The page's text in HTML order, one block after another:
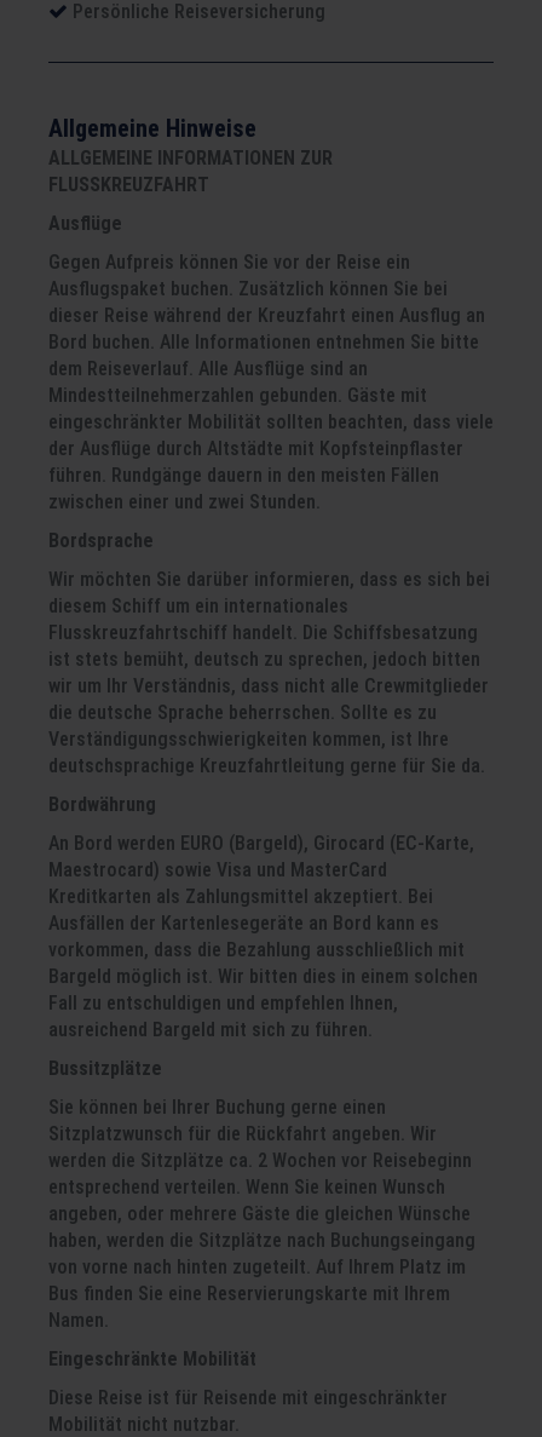
Persönliche Reiseversicherung
Allgemeine Hinweise
ALLGEMEINE INFORMATIONEN ZUR
FLUSSKREUZFAHRT
Ausflüge
Gegen Aufpreis können Sie vor der Reise ein
Ausflugspaket buchen. Zusätzlich können Sie bei
dieser Reise während der Kreuzfahrt einen Ausflug an
Bord buchen. Alle Informationen entnehmen Sie bitte
dem Reiseverlauf. Alle Ausflüge sind an
Mindestteilnehmerzahlen gebunden. Gäste mit
eingeschränkter Mobi­lität sollten beachten, dass viele
der Ausflüge durch Alt­städte mit Kopfsteinpflaster
führen. Rundgänge dauern in den meisten Fällen
zwischen einer und zwei Stunden.
Bordsprache
Wir möchten Sie darüber informieren, dass es sich bei
diesem Schiff um ein internationales
Flusskreuzfahrtschiff handelt. Die Schiffsbesatzung
ist stets bemüht, deutsch zu sprechen, jedoch bitten
wir um Ihr Verständnis, dass nicht alle Crewmitglieder
die deutsche Sprache beherrschen. Sollte es zu
Verständigungsschwierigkeiten kommen, ist Ihre
deutschsprachige Kreuzfahrtleitung gerne für Sie da.
Bordwährung
An Bord werden EURO (Bargeld), Girocard (EC-Karte,
Maestrocard) sowie Visa und MasterCard
Kreditkarten als Zahlungsmittel akzeptiert. Bei
Ausfällen der Kartenlesegeräte an Bord kann es
vorkommen, dass die Bezahlung ausschließlich mit
Bargeld möglich ist. Wir bitten dies in einem solchen
Fall zu entschuldigen und empfehlen Ihnen,
ausreichend Bargeld mit sich zu führen.
Bussitzplätze
Sie können bei Ihrer Buchung gerne einen
Sitzplatzwunsch für die Rückfahrt angeben. Wir
werden die Sitzplätze ca. 2 Wochen vor Reisebeginn
entsprechend verteilen. Wenn Sie keinen Wunsch
angeben, oder mehrere Gäste die gleichen Wünsche
haben, werden die Sitzplätze nach Buchungseingang
von vorne nach hinten zugeteilt. Auf Ihrem Platz im
Bus finden Sie eine Reservierungskarte mit Ihrem
Namen.
Eingeschränkte Mobilität
Diese Reise ist für Reisende mit eingeschränkter
Mobilität nicht nutzbar.